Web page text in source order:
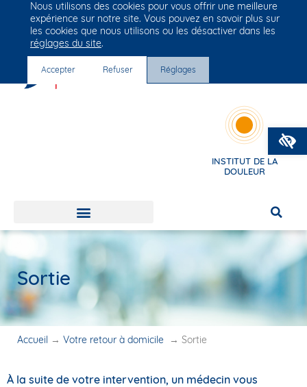
Groupe Vivalto Santé
Entre nous, la vie
INSTITUT DE LA
DOULEUR
Sortie
Accueil → Votre retour à domicile → Sortie
À la suite de votre intervention, un médecin vous
Nous utilisons des cookies pour vous offrir une meilleure
expérience sur notre site. Vous pouvez en savoir plus sur
les cookies que nous utilisons ou les désactiver dans les
réglages du site.
Accepter Refuser Réglages